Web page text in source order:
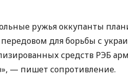
ружья оккупанты
для борьбы с
средств РЭБ
— пишет сопротивление.